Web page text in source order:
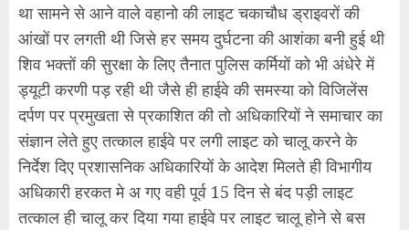
था सामने से आने वाले वहानो की लाइट चकाचौध ड्राइवरों की
आंखों पर लगती थी जिसे हर समय दुर्घटना की आशंका बनी हुई थी
शिव भक्तों की सुरक्षा के लिए तैनात पुलिस कर्मियों को भी अंधेरे में
ड्यूटी करणी पड़ रही थी जैसे ही हाईवे की समस्या को विजिलेंस
दर्पण पर प्रमुखता से प्रकाशित की तो अधिकारियों ने समाचार का
संज्ञान लेते हुए तत्काल हाईवे पर लगी लाइट को चालू करने के
निर्देश दिए प्रशासनिक अधिकारियों के आदेश मिलते ही विभागीय
अधिकारी हरकत मे अ गए वही पूर्व 15 दिन से बंद पड़ी लाइट
तत्काल ही चालू कर दिया गया हाईवे पर लाइट चालू होने से बस